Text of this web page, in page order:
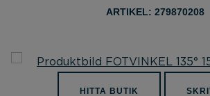
OM LIMIT
ARTIKEL: 279870208
HITTA BUTIK